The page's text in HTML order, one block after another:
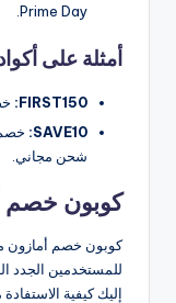
Prime Day.
أمثلة على
FIRST150:
SAVE10:
شحن مجاني.
كوبون خصم
كوبون خصم
للمستخدمين الجدد
إليك كيفية الاستفادة